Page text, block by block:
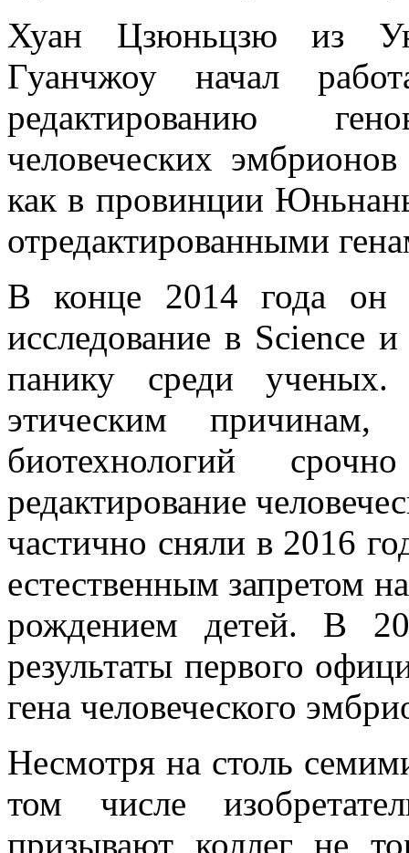
Хуан Цзюньцзю из
Гуанчжоу начал
редактированию
человеческих
как в провинции
отредактированными
В конце 2014 года он
исследование в Science
панику среди
этическим
биотехнологий
редактирование
частично сняли в 2016
естественным запретом
рождением детей. В
результаты первого
гена человеческого
Несмотря на столь
том числе
призывают коллег не